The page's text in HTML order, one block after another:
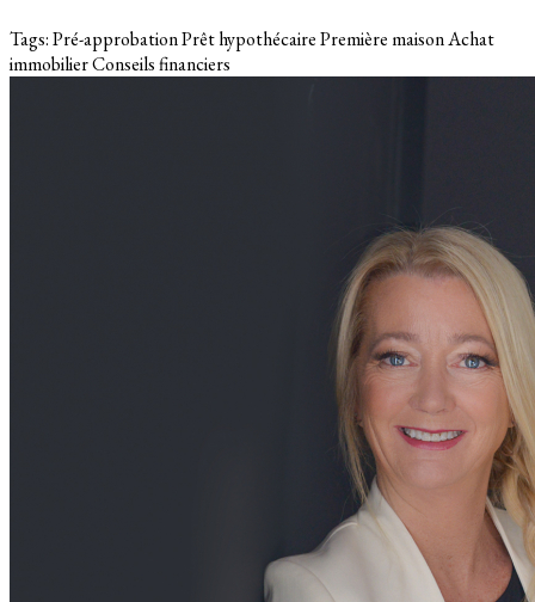
Tags:Pré-approbationPrêt hypothécairePremière maisonAchat
immobilierConseils financiers